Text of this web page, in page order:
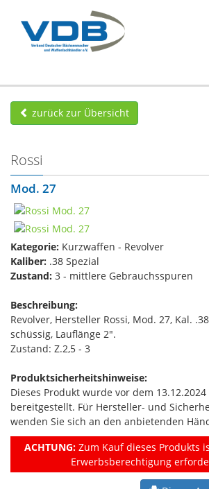
zurück zur Übersicht
Rossi
Mod. 27
Kategorie: Kurzwaffen - Revolver
Kaliber: .38 Spezial
Zustand: 3 - mittlere Gebrauchsspuren
Beschreibung:
Revolver, Hersteller Rossi, Mod. 27, Kal.
schüssig, Lauflänge 2".
Zustand: Z.2,5 - 3
Produktsicherheitshinweise:
Dieses Produkt wurde vor dem
bereitgestellt. Für Hersteller- und
wenden Sie sich an den anbietenden
ACHTUNG:Zum Kauf dieses Produkts
Erwerbsberechtigung